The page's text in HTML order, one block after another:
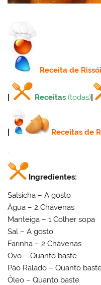
Receitade
Receitas (todas)
Receitas de
.
Ingredientes:
Salsicha – A gosto
Água – 2 Chávenas
Manteiga – 1 Colher sopa
Sal – A gosto
Farinha – 2 Chávenas
Ovo – Quanto baste
Pão Ralado – Quanto
Óleo – Quanto baste